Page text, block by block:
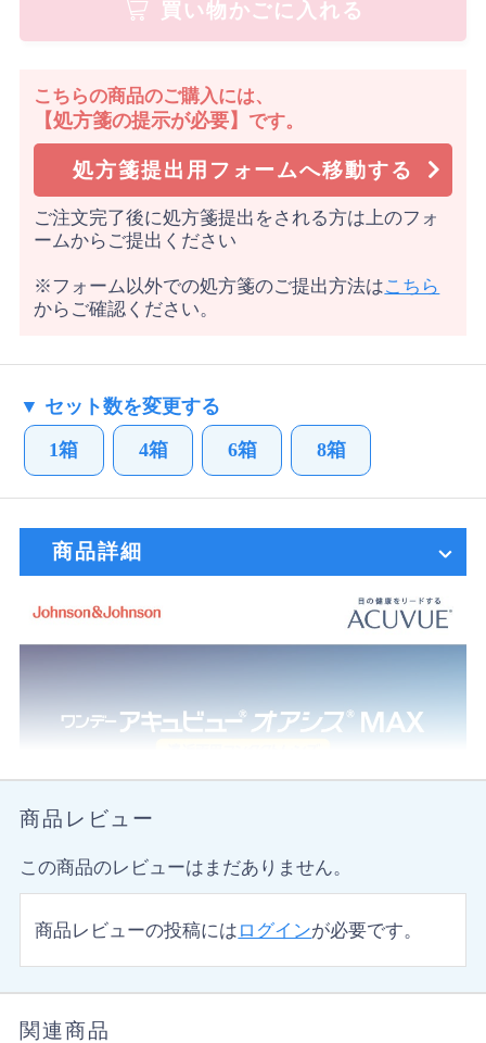
買い物かごに入れる
こちらの商品のご購入には、
【処方箋の提示が必要】 です。
処方箋提出用フォームへ移動する
ご注文完了後に処方箋提出をされる方は上のフォ
ームからご提出ください
※フォーム以外での処方箋のご提出方法はこちら
からご確認ください。
▼ セット数を変更する
1箱 4箱 6箱 8箱
商品詳細
商品レビュー
この商品のレビューはまだありません。
商品レビューの投稿には ログインが必要です。
関連商品